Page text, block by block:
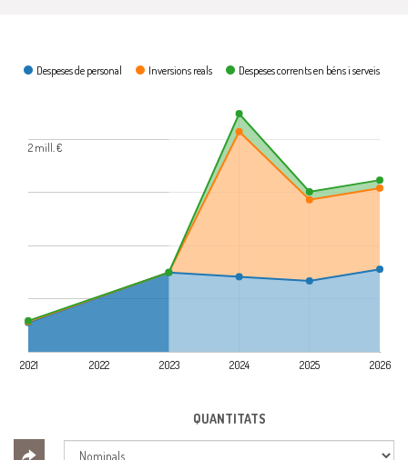
Com es gasta?
Despeses de personal Inversions reals Despeses corrents en béns i serveis
2021 2022 2023 2024 2025 2026
2 mill. €
QUANTITATS